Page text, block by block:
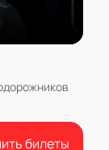
билеты